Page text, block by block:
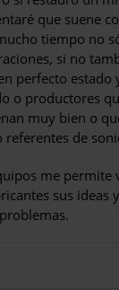
que suene
tiempo no
si no
perfecto estado
o productores
muy bien o
referentes de
me permite
sus ideas